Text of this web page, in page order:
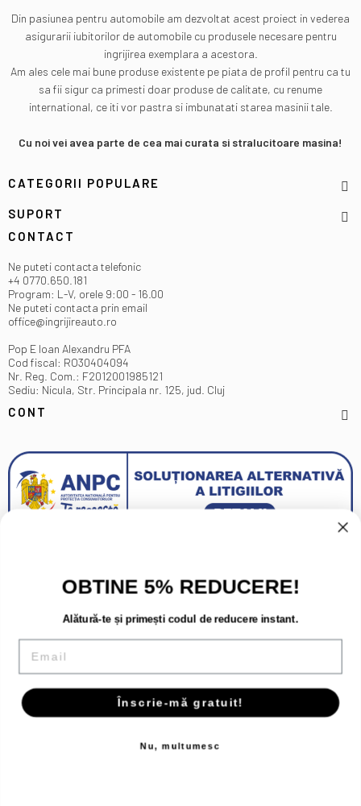
Din pasiunea pentru automobile am dezvoltat acest proiect in vederea
asigurarii iubitorilor de automobile cu produsele necesare pentru
ingrijirea exemplara a acestora.
Am ales cele mai bune produse existente pe piata de profil pentru ca tu
sa fii sigur ca primesti doar produse de calitate, cu renume
international, ce iti vor pastra si imbunatati starea masinii tale.
Cu noi vei avea parte de cea mai curata si stralucitoare masina!
CATEGORII POPULARE
SUPORT
CONTACT
Ne puteti contacta telefonic
+4 0770.650.181
Program: L-V, orele 9:00 - 16.00
Ne puteti contacta prin email
office@ingrijireauto.ro
Pop E Ioan Alexandru PFA
Cod fiscal: RO30404094
Nr. Reg. Com.: F2012001985121
Sediu: Nicula, Str. Principala nr. 125, jud. Cluj
CONT
Copyright 2026 - Toate drepturile rezervate.
OBTINE 5% REDUCERE!
Alătură-te și primești codul de reducere instant.
Email
Înscrie-mă gratuit!
Nu, multumesc